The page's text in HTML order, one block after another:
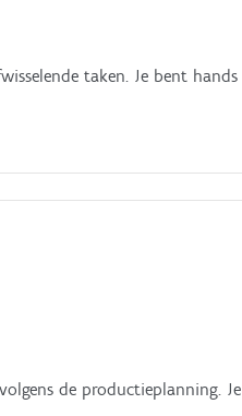
taken. Je bent
de productieplanning.